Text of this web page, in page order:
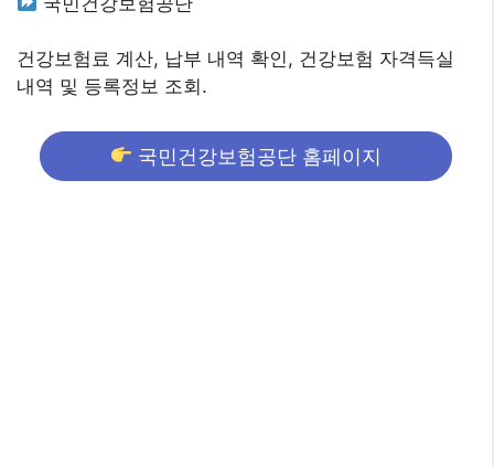
건강보험료 계산, 납부 내역 확인, 건강보험 자격득실
내역 및 등록정보 조회.
국민건강보험공단 홈페이지